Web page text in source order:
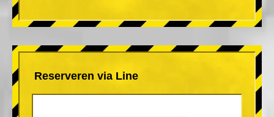
Reserveren via Line